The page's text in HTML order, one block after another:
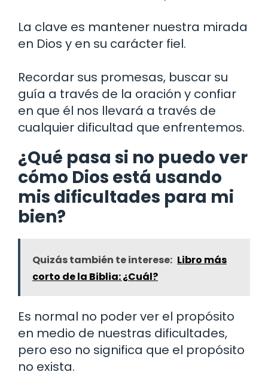
La clave es mantener nuestra mirada
en Dios y en su carácter fiel.
Recordar sus promesas, buscar su
guía a través de la oración y confiar
en que él nos llevará a través de
cualquier dificultad que enfrentemos.
¿Qué pasa si no puedo ver
cómo Dios está usando
mis dificultades para mi
bien?
Quizás también te interese: Libro más
corto de la Biblia: ¿Cuál?
Es normal no poder ver el propósito
en medio de nuestras dificultades,
pero eso no significa que el propósito
no exista.